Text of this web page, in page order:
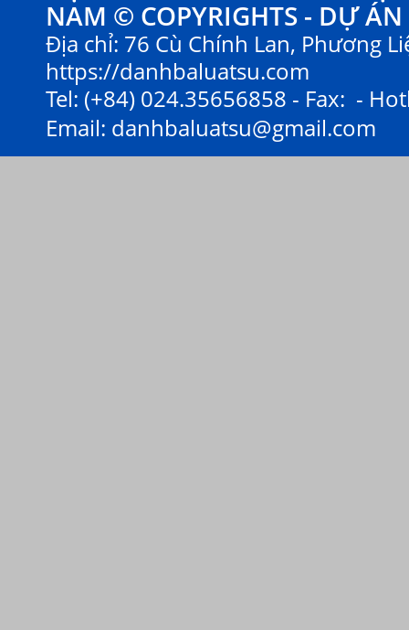
NAM © COPYRIGHTS - DỰ
Địa chỉ: 76 Cù Chính Lan, Phương
https://danhbaluatsu.com
Tel: (+84) 024.35656858 - Fax: -
Email: danhbaluatsu@gmail.com